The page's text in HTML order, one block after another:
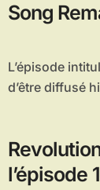
Song
L’épisode intitulé « The Song Remains the Same » vient
d’être diffusé
l’épisode